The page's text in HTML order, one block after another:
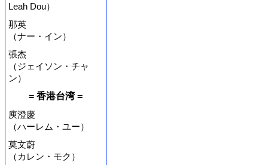
Leah Dou）
那英
（ナー・イン）
張杰
（ジェイソン・チャ
ン）
= 香港台湾 =
庾澄慶
（ハーレム・ユー）
莫文蔚
（カレン・モク）